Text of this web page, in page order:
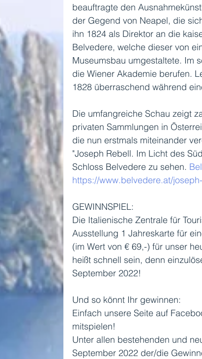
beauftragte den
der Gegend von Neapel, die
ihn 1824 als Direktor an die
Belvedere, welche dieser von
Museumsbau umgestaltete. Im
die Wiener Akademie berufen.
1828 überraschend während
Die umfangreiche Schau zeigt
privaten Sammlungen in
die nun erstmals miteinander
"Joseph Rebell. Im Licht des
Schloss Belvedere zu sehen.
https://www.belvedere.at/
GEWINNSPIEL:
Die Italienische Zentrale für
Ausstellung 1 Jahreskarte für
(im Wert von € 69,-) für unser
heißt schnell sein, denn
September 2022!
Und so könnt Ihr gewinnen:
Einfach unsere Seite auf
mitspielen!
Unter allen bestehenden und
September 2022 der/die